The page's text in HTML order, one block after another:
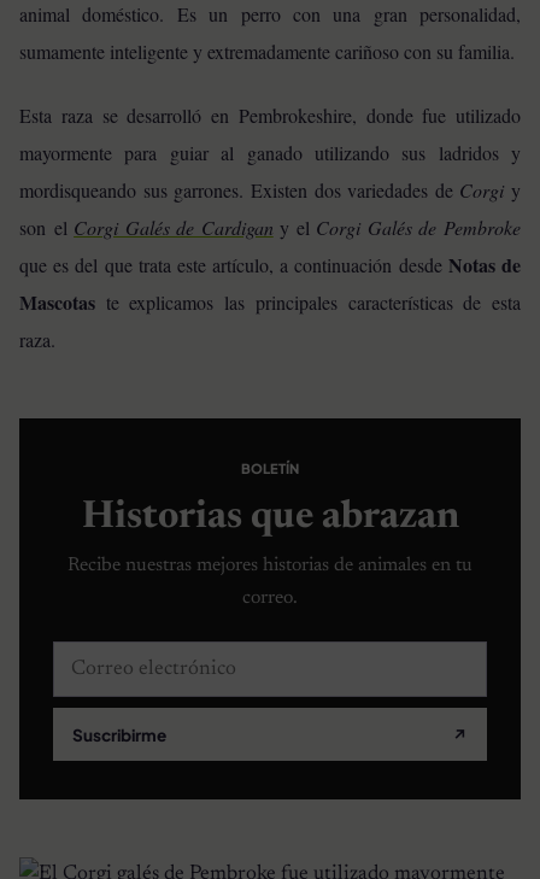
animal doméstico. Es un perro con una gran personalidad,
sumamente inteligente y extremadamente cariñoso con su familia.
Esta raza se desarrolló en Pembrokeshire, donde fue utilizado
mayormente para guiar al ganado utilizando sus ladridos y
mordisqueando sus garrones. Existen dos variedades de Corgi y
son el Corgi Galés de Cardigan y el Corgi Galés de Pembroke
que es del que trata este artículo, a continuación desde Notas de
Mascotas te explicamos las principales características de esta
raza.
BOLETÍN
Historias que abrazan
Recibe nuestras mejores historias de animales en tu
correo.
Correo electrónico
Suscribirme ↗